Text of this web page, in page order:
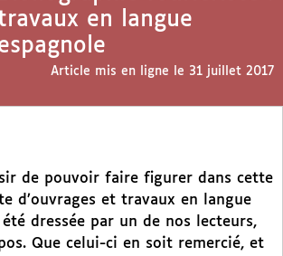
en langue
Article mis en ligne le 31 juillet 2017
de pouvoir faire figurer dans cette
d’ouvrages et travaux en langue
dressée par un de nos lecteurs,
Que celui-ci en soit remercié, et